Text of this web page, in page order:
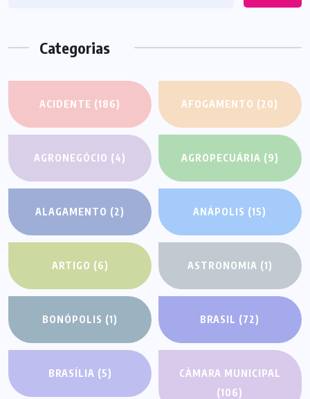
Categorias
ACIDENTE (186) AFOGAMENTO (20)
AGRONEGÓCIO (4) AGROPECUÁRIA (9)
ALAGAMENTO (2) ANÁPOLIS (15)
ARTIGO (6) ASTRONOMIA (1)
BONÓPOLIS (1) BRASIL (72)
BRASÍLIA (5)
CÂMARA MUNICIPAL
(106)